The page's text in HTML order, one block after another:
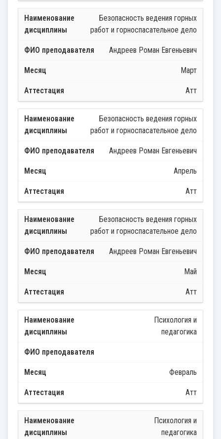
Безопасность ведения горных
работ и горноспасательное дело
Андреев Роман Евгеньевич
Март
Атт
Безопасность ведения горных
работ и горноспасательное дело
Андреев Роман Евгеньевич
Апрель
Атт
Безопасность ведения горных
работ и горноспасательное дело
Андреев Роман Евгеньевич
Май
Атт
Психология и
педагогика
Февраль
Атт
Психология и
педагогика